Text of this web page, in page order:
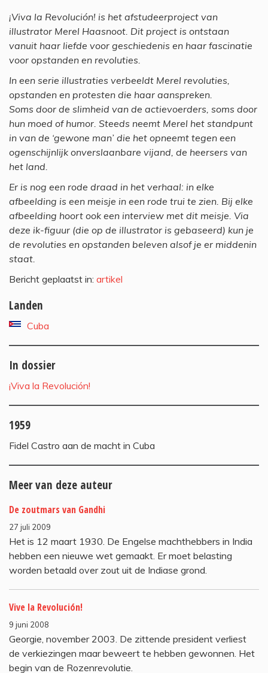
¡Viva la Revolución! is het afstudeerproject van
illustrator Merel Haasnoot. Dit project is ontstaan
vanuit haar liefde voor geschiedenis en haar fascinatie
voor opstanden en revoluties.
In een serie illustraties verbeeldt Merel revoluties,
opstanden en protesten die haar aanspreken.
Soms door de slimheid van de actievoerders, soms door
hun moed of humor. Steeds neemt Merel het standpunt
in van de ‘gewone man’ die het opneemt tegen een
ogenschijnlijk onverslaanbare vijand, de heersers van
het land.
Er is nog een rode draad in het verhaal: in elke
afbeelding is een meisje in een rode trui te zien. Bij elke
afbeelding hoort ook een interview met dit meisje. Via
deze ik-figuur (die op de illustrator is gebaseerd) kun je
de revoluties en opstanden beleven alsof je er middenin
staat.
Bericht geplaatst in: artikel
Landen
Cuba
In dossier
¡Viva la Revolución!
1959
Fidel Castro aan de macht in Cuba
Meer van deze auteur
De zoutmars van Gandhi
27 juli 2009
Het is 12 maart 1930. De Engelse machthebbers in India
hebben een nieuwe wet gemaakt. Er moet belasting
worden betaald over zout uit de Indiase grond.
Vive la Revolución!
9 juni 2008
Georgie, november 2003. De zittende president verliest
de verkiezingen maar beweert te hebben gewonnen. Het
begin van de Rozenrevolutie.